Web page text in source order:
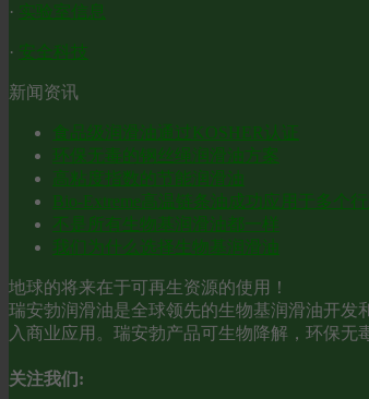
· 实验室信息
· 安全科技
新闻资讯
食品级润滑油通过KOSHER认证
环保无毒的钢丝绳润滑油方案
高粘度指数的节能润滑油
Bio-Extreme高温链条油成功应用于多个
不是所有生物基润滑油都一样
我们为什么选择生物基润滑油
地球的将来在于可再生资源的使用！
瑞安勃润滑油是全球领先的生物基润滑油开发
入商业应用。瑞安勃产品可生物降解，环保无
关注我们: